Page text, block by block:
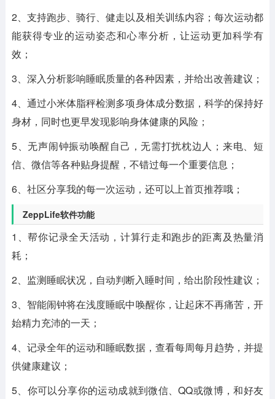
2、支持跑步、骑行、健走以及相关训练内容；每次运动都
能获得专业的运动姿态和心率分析，让运动更加科学有
效；
3、深入分析影响睡眠质量的各种因素，并给出改善建议；
4、通过小米体脂秤检测多项身体成分数据，科学的保持好
身材，同时也更早发现影响身体健康的风险；
5、无声闹钟振动唤醒自己，无需打扰枕边人；来电、短
信、微信等各种贴身提醒，不错过每一个重要信息；
6、社区分享我的每一次运动，还可以上首页推荐哦；
ZeppLife软件功能
1、帮你记录全天活动，计算行走和跑步的距离及热量消
耗；
2、监测睡眠状况，自动判断入睡时间，给出阶段性建议；
3、智能闹钟将在浅度睡眠中唤醒你，让起床不再痛苦，开
始精力充沛的一天；
4、记录全年的运动和睡眠数据，查看每周每月趋势，并提
供健康建议；
5、你可以分享你的运动成就到微信、QQ或微博，和好友